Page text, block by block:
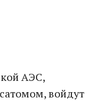
АЭС,
войдут